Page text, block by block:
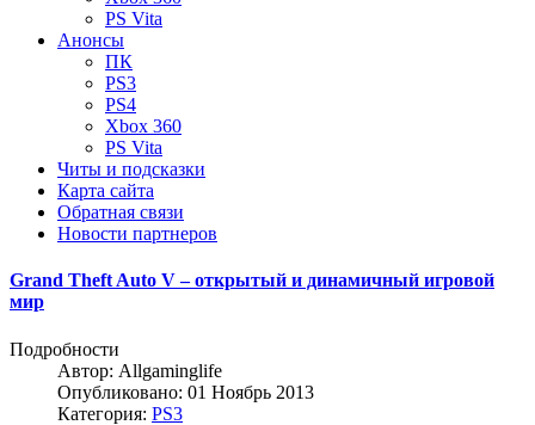
PS Vita
Анонсы
ПК
PS3
PS4
Xbox 360
PS Vita
Читы и подсказки
Карта сайта
Обратная связи
Новости партнеров
Grand Theft Auto V – открытый и динамичный игровой
мир
Подробности
Автор: Allgaminglife
Опубликовано: 01 Ноябрь 2013
Категория: PS3